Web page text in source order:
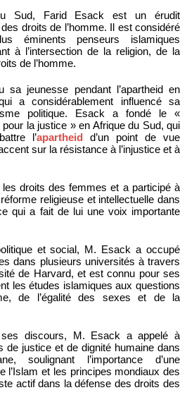
Sud, Farid Esack est un érudit
droits de l’homme. Il est considéré
éminents penseurs islamiques
à l’intersection de la religion, de la
de l’homme.
jeunesse pendant l’apartheid en
a considérablement influencé sa
politique. Esack a fondé le «
la justice » en Afrique du Sud, qui
l’apartheid d’un point de vue
sur la résistance à l’injustice et à
droits des femmes et a participé à
religieuse et intellectuelle dans
qui a fait de lui une voix importante
et social, M. Esack a occupé
dans plusieurs universités à travers
de Harvard, et est connu pour ses
les études islamiques aux questions
de l’égalité des sexes et de la
discours, M. Esack a appelé à
de justice et de dignité humaine dans
soulignant l’importance d’une
l’Islam et les principes mondiaux des
actif dans la défense des droits des